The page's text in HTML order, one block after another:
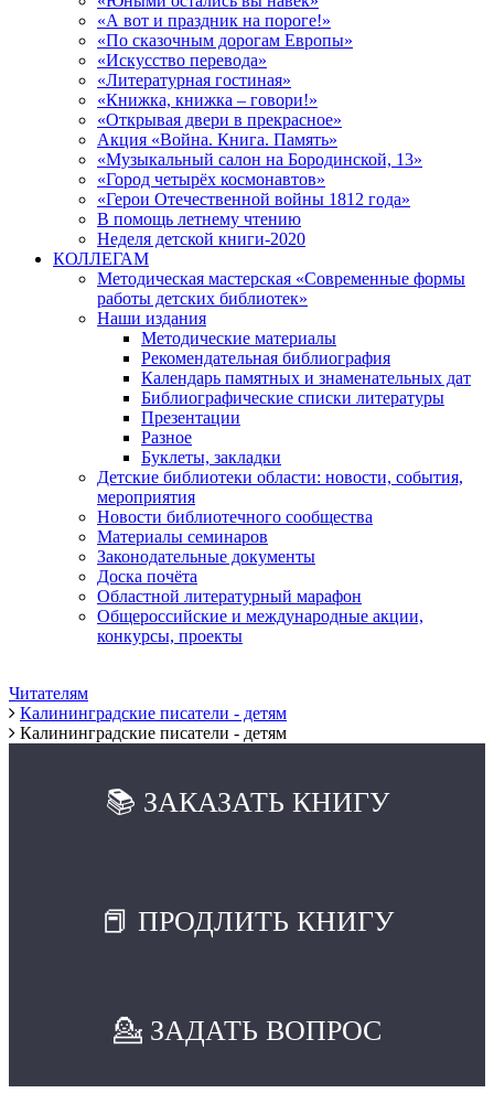
«А вот и праздник на пороге!»
«По сказочным дорогам Европы»
«Искусство перевода»
«Литературная гостиная»
«Книжка, книжка – говори!»
«Открывая двери в прекрасное»
Акция «Война. Книга. Память»
«Музыкальный салон на Бородинской, 13»
«Город четырёх космонавтов»
«Герои Отечественной войны 1812 года»
В помощь летнему чтению
Неделя детской книги-2020
КОЛЛЕГАМ
Методическая мастерская «Современные формы
работы детских библиотек»
Наши издания
Методические материалы
Рекомендательная библиография
Календарь памятных и знаменательных дат
Библиографические списки литературы
Презентации
Разное
Буклеты, закладки
Детские библиотеки области: новости, события,
мероприятия
Новости библиотечного сообщества
Материалы семинаров
Законодательные документы
Доска почёта
Областной литературный марафон
Общероссийские и международные акции,
конкурсы, проекты
Читателям
Калининградские писатели - детям
Калининградские писатели - детям
📚 ЗАКАЗАТЬ КНИГУ
📕 ПРОДЛИТЬ КНИГУ
💁 ЗАДАТЬ ВОПРОС